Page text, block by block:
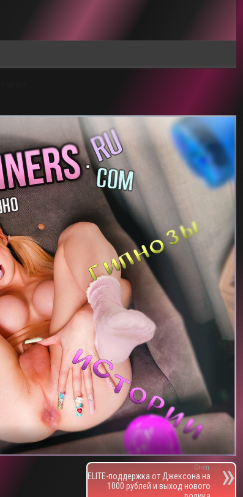
След.
ELITE-поддержка от Джексона на
1000 рублей и выход нового